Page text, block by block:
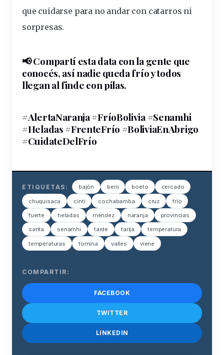
que cuidarse para no andar con catarros ni
sorpresas.
📢 Compartí esta data con la gente que
conocés, así nadie queda frío y todos
llegan al finde con pilas.
#AlertaNaranja #FríoBolivia #Senamhi
#Heladas #FrenteFrío #BoliviaEnAbrigo
#CuidateDelFrío
ETIQUETAS: bajón beni boeto cercado
chuquisaca cinti cochabamba cruz frío
fuerte heladas méndez naranja provincias
santa senamhi tarde tarija temperatura
temperaturas tomina valles viene
COMPARTIR:
FACEBOOK
TWITTER
LINKEDIN